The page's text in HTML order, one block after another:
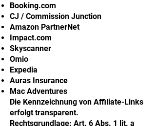
Booking.com
CJ / Commission Junction
Amazon PartnerNet
Impact.com
Skyscanner
Omio
Expedia
Auras Insurance
Mac Adventures
Die Kennzeichnung von Affiliate-Links
erfolgt transparent.
Rechtsgrundlage: Art. 6 Abs. 1 lit. a